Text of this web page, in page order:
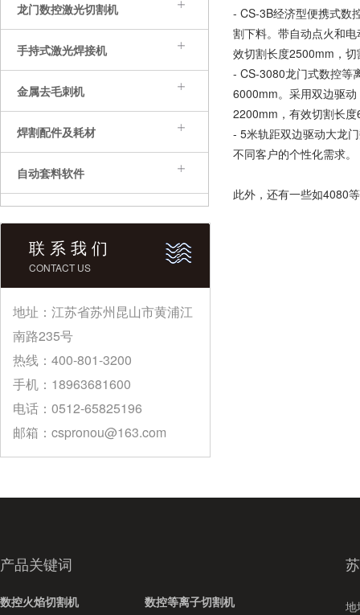
龙门数控激光切割机
手持式激光焊接机
金属去毛刺机
焊割配件及耗材
自动套料软件
联 系 我 们
CONTACT US
地址：江苏省苏州昆山市黄浦江
南路235号
热线：400-801-3200
手机：18963681600
电话：0512-65825196
邮箱：cspronou@163.com
- CS-3B经济型便携式数
割下料。带自动点火和
效切割长度2500mm，
- CS-3080龙门式数控等
6000mm。采用双边驱
2200mm，有效切割长
- 5米轨距双边驱动大龙
不同客户的个性化需求。
此外，还有一些如4080
产品关键词
数控火焰切割机
数控等离子切割机
地